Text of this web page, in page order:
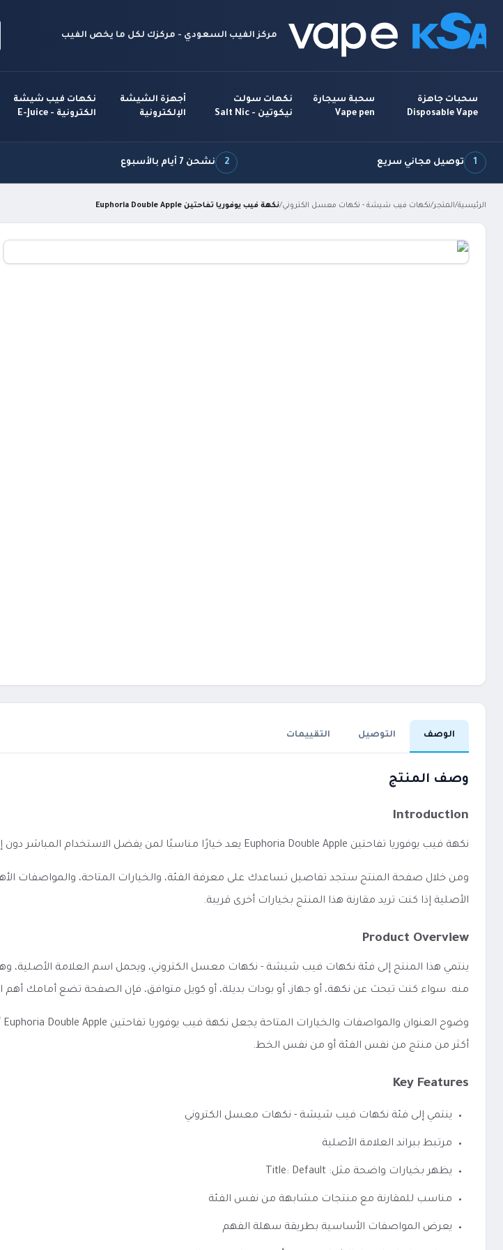
مركز الفيب السعودي - مركزك لكل ما يخص الفيب
سحبات جاهزة
Disposable Vape
سحبة سيجارة
Vape pen
نكهات سولت
نيكوتين - Salt Nic
أجهزة الشيشة
الإلكترونية
نكهات فيب شيشة
الكترونية - E-Juice
1 توصيل مجاني سريع 2 نشحن 7 أيام بالأسبوع
الرئيسية/المتجر/نكهات فيب شيشة - نكهات معسل الكتروني/نكهة فيب يوفوريا تفاحتين Euphoria Double Apple
الوصف التوصيل التقييمات
وصف المنتج
Introduction
نكهة فيب يوفوريا تفاحتين Euphoria Double Apple يعد خيارًا مناسبًا لمن يفضل الاستخدام المباشر دون إعدادات معقدة.
ومن خلال صفحة المنتج ستجد تفاصيل تساعدك على معرفة الفئة، والخيارات المتاحة، والمواصفات
الأصلية إذا كنت تريد مقارنة هذا المنتج بخيارات أخرى قريبة.
Product Overview
ينتمي هذا المنتج إلى فئة نكهات فيب شيشة - نكهات معسل الكتروني، ويحمل اسم العلامة
منه. سواء كنت تبحث عن نكهة، أو جهاز، أو بودات بديلة، أو كويل متوافق، فإن الصفحة تضع أمامك
أكثر من منتج من نفس الفئة أو من نفس الخط.
Key Features
ينتمي إلى فئة نكهات فيب شيشة - نكهات معسل الكتروني
مرتبط ببراند العلامة الأصلية
يظهر بخيارات واضحة مثل: Title: Default
مناسب للمقارنة مع منتجات مشابهة من نفس الفئة
يعرض المواصفات الأساسية بطريقة سهلة الفهم